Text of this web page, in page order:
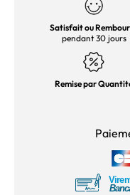
Satisfait ou
pendant 30 jours
Remise par